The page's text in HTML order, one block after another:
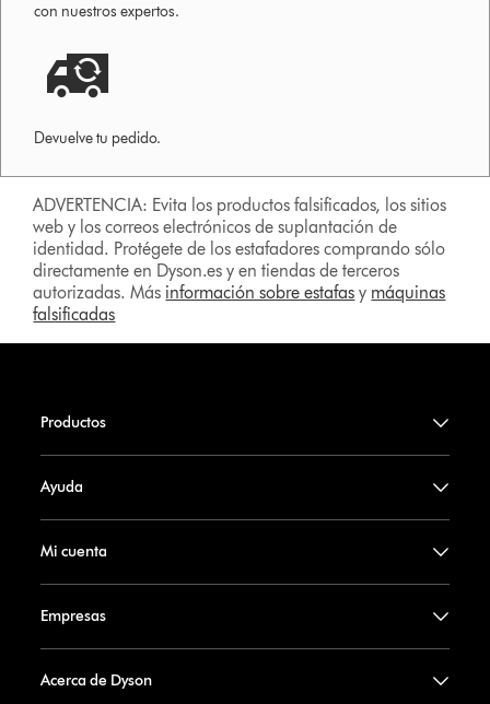
con nuestros expertos.
Devuelve tu pedido.
ADVERTENCIA: Evita los productos falsificados, los sitios
web y los correos electrónicos de suplantación de
identidad. Protégete de los estafadores comprando sólo
directamente en Dyson.es y en tiendas de terceros
autorizadas. Más información sobre estafas y máquinas
falsificadas
Productos
Ayuda
Mi cuenta
Empresas
Acerca de Dyson